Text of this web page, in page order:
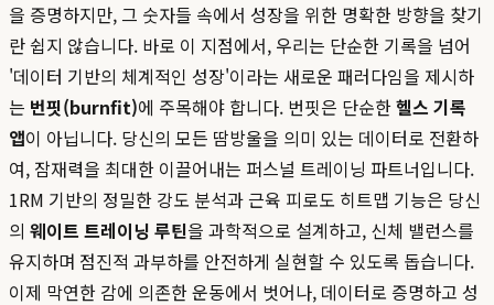
을 증명하지만, 그 숫자들 속에서 성장을 위한 명확한 방향을 찾기
란 쉽지 않습니다. 바로 이 지점에서, 우리는 단순한 기록을 넘어
'데이터 기반의 체계적인 성장'이라는 새로운 패러다임을 제시하
는 번핏(burnfit)에 주목해야 합니다. 번핏은 단순한헬스 기록
앱이 아닙니다. 당신의 모든 땀방울을 의미 있는 데이터로 전환하
여, 잠재력을 최대한 이끌어내는 퍼스널 트레이닝 파트너입니다.
1RM 기반의 정밀한 강도 분석과 근육 피로도 히트맵 기능은 당신
의 웨이트 트레이닝 루틴을 과학적으로 설계하고, 신체 밸런스를
유지하며 점진적 과부하를 안전하게 실현할 수 있도록 돕습니다.
이제 막연한 감에 의존한 운동에서 벗어나, 데이터로 증명하고 성